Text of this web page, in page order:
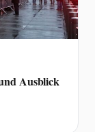
Ausblick